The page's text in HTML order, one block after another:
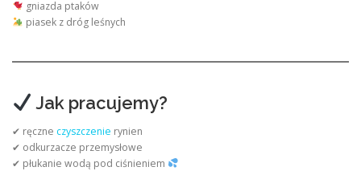
gniazda ptaków
piasek z dróg leśnych
Jak pracujemy?
✔ ręczne czyszczenie rynien
✔ odkurzacze przemysłowe
✔ płukanie wodą pod ciśnieniem